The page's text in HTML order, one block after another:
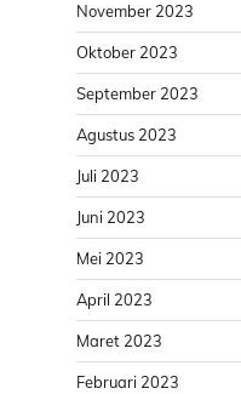
November 2023
Oktober 2023
September 2023
Agustus 2023
Juli 2023
Juni 2023
Mei 2023
April 2023
Maret 2023
Februari 2023